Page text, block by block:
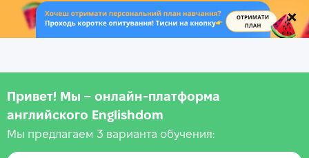
.
Привет! Мы – онлайн‑платформа
английского Englishdom
Мы предлагаем 3 варианта обучения: